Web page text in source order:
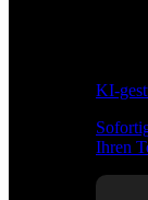
KI-
Ihren